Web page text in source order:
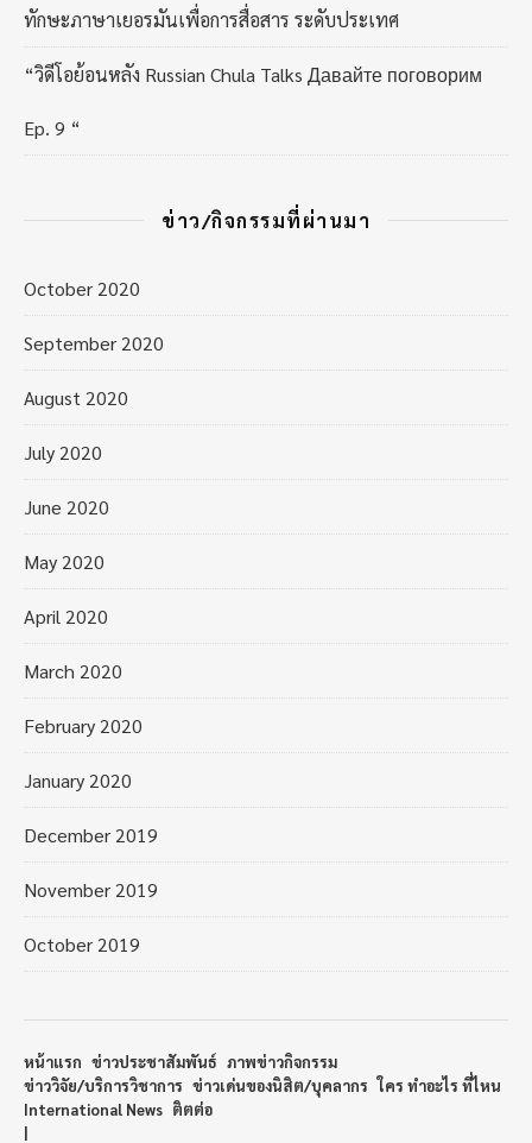
ทักษะภาษาเยอรมันเพื่อการสื่อสาร ระดับประเทศ
“วิดีโอย้อนหลัง Russian Chula Talks Давайте поговорим
Ep. 9 “
ข่าว/กิจกรรมที่ผ่านมา
October 2020
September 2020
August 2020
July 2020
June 2020
May 2020
April 2020
March 2020
February 2020
January 2020
December 2019
November 2019
October 2019
หน้าแรก ข่าวประชาสัมพันธ์ ภาพข่าวกิจกรรม
ข่าววิจัย/บริการวิชาการ ข่าวเด่นของนิสิต/บุคลากร ใคร ทำอะไร ที่ไหน
International News ติตต่อ